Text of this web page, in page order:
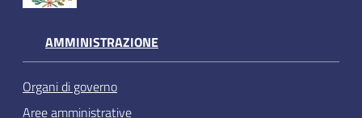
AMMINISTRAZIONE
Organi di governo
Aree amministrative